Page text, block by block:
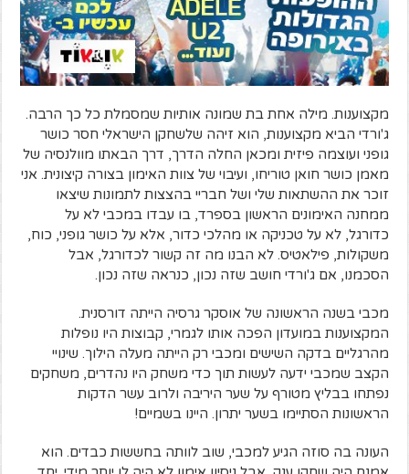
מקצוענות. מילה אחת בת שמונה אותיות שמסמלת כל כך הרבה.
ג'ורדי הביא מקצוענות, הוא זיהה שלשחקן הישראלי חסר כושר
גופני ועוצמה פיזית ומכאן החלה הדרך, דרך הבאתו מוולנסיה של
מאמן כושר חואן טוריחו, ועיבוי של צוות האימון בצורה קיצונית. אני
זוכר את ההשתאות שלי ושל חבריי בהצצות לתמונות שיצאו
ממחנה האימונים הראשון בספרד, בו עבדו במכבי לא על
כדורגל, לא על טכניקה או מהלכי כדור, אלא על כושר גופני, כוח,
משקולות, פילאטיס. לא הבנו מה זה קשור לכדורגל, אבל
הסכמנו, אם ג'ורדי חושב שזה נכון, כנראה שזה נכון.
מכבי בשנה הראשונה של אוסקר גרסיה הייתה דורסנית.
המקצוענות במועדון הפכה אותו לגמרי, קבוצות היו נופלות
מהרגליים בדקה השישים ומכבי רק הייתה מעלה הילוך. שינויי
הקצב שמכבי ידעה לעשות תוך כדי משחק היו נהדרים, משחקים
נפתחו בבליץ מטורף על שער היריבה ולרוב עשר הדקות
הראשונות הסתיימו בשער יתרון. היינו בשמיים!
העונה בה סוזה הגיע למכבי, שוב לוותה בחששות כבדים. הוא